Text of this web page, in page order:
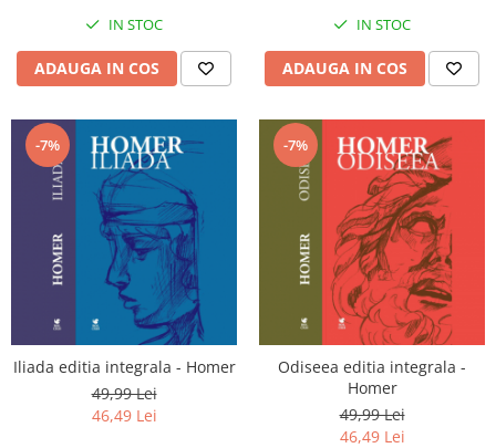
IN STOC
ADAUGA IN COS
IN STOC
ADAUGA IN COS
-7%
Iliada editia integrala - Homer
49,99 Lei
46,49 Lei
-7%
Odiseea editia integrala -
Homer
49,99 Lei
46,49 Lei